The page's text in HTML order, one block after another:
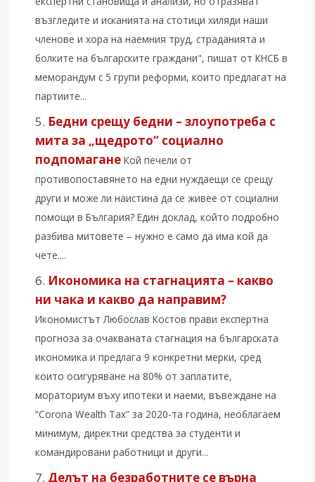
възгледите и исканията на стотици хиляди наши
членове и хора на наемния труд, страданията и
болките на българските граждани", пишат от КНСБ в
меморандум с 5 групи реформи, които предлагат на
партиите...
Бедни срещу бедни – злоупотреба с
мита за „щедрото“ социално
подпомагане Кой печели от
противопоставянето на едни нуждаещи се срещу
други и може ли наистина да се живее от социални
помощи в България? Един доклад, който подробно
разбива митовете – нужно е само да има кой да
чете....
Икономика на стагнацията – какво
ни чака и какво да направим?
Икономистът Любослав Костов прави експертна
прогноза за очакваната стагнация на българската
икономика и предлага 9 конкретни мерки, сред
които осигуряване на 80% от заплатите,
мораториум въху ипотеки и наеми, въвеждане на
“Corona Wealth Tax” за 2020-та година, необлагаем
минимум, директни средства за студенти и
командировани работници и други...
Делът на безработните се върна